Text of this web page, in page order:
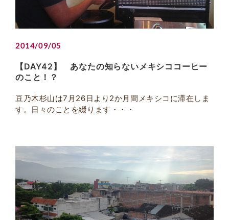
2014/09/05
【DAY42】 あなたの知らないメキシココーヒー
のこと！？
豆乃木杉山は7月26日より2か月間メキシコに滞在しま
す。日々のことを綴ります・・・